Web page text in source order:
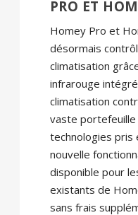
PRO ET
Homey Pro et
désormais
climatisation
infrarouge
climatisation
vaste portefeuille
technologies pris
nouvelle
disponible pour
existants de
sans frais